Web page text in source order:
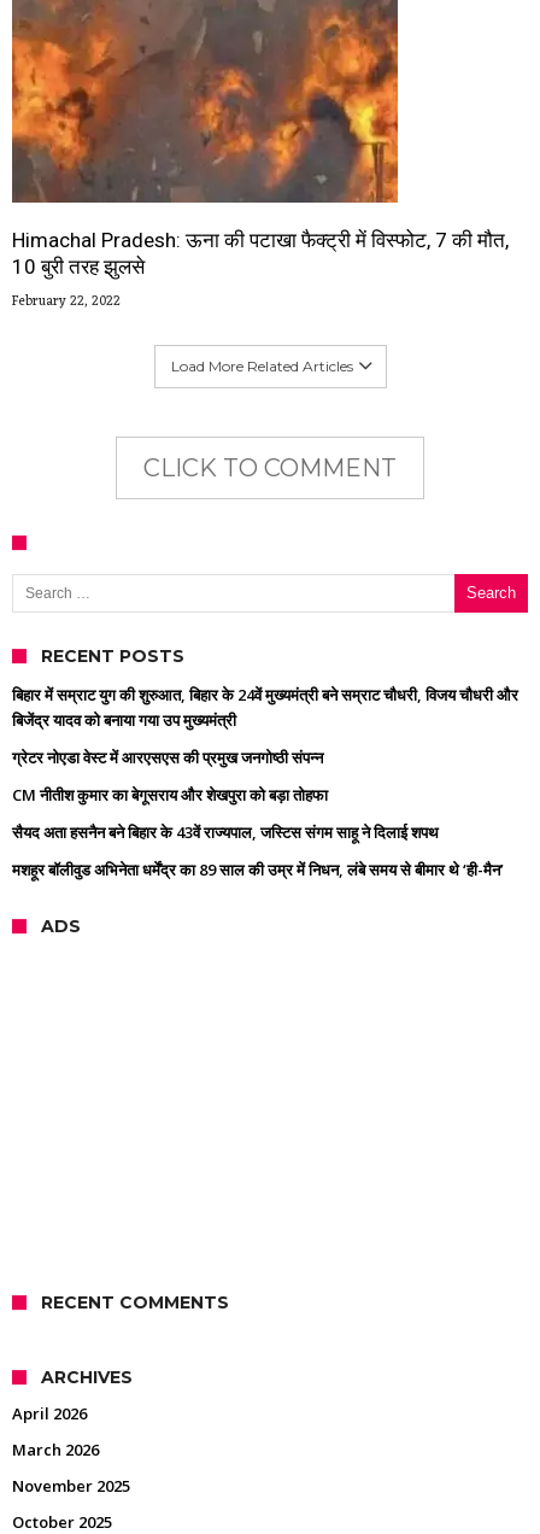
Himachal Pradesh: ऊना की पटाखा फैक्ट्री में विस्फोट, 7 की मौत,
10 बुरी तरह झुलसे
February 22, 2022
Load More Related Articles
CLICK TO COMMENT
Search for:
RECENT POSTS
बिहार में सम्राट युग की शुरुआत, बिहार के 24वें मुख्यमंत्री बने सम्राट चौधरी, विजय चौधरी और
बिजेंद्र यादव को बनाया गया उप मुख्यमंत्री
ग्रेटर नोएडा वेस्ट में आरएसएस की प्रमुख जनगोष्ठी संपन्न
CM नीतीश कुमार का बेगूसराय और शेखपुरा को बड़ा तोहफा
सैयद अता हसनैन बने बिहार के 43वें राज्यपाल, जस्टिस संगम साहू ने दिलाई शपथ
मशहूर बॉलीवुड अभिनेता धर्मेंद्र का 89 साल की उम्र में निधन, लंबे समय से बीमार थे ‘ही-मैन’
ADS
RECENT COMMENTS
ARCHIVES
April 2026
March 2026
November 2025
October 2025